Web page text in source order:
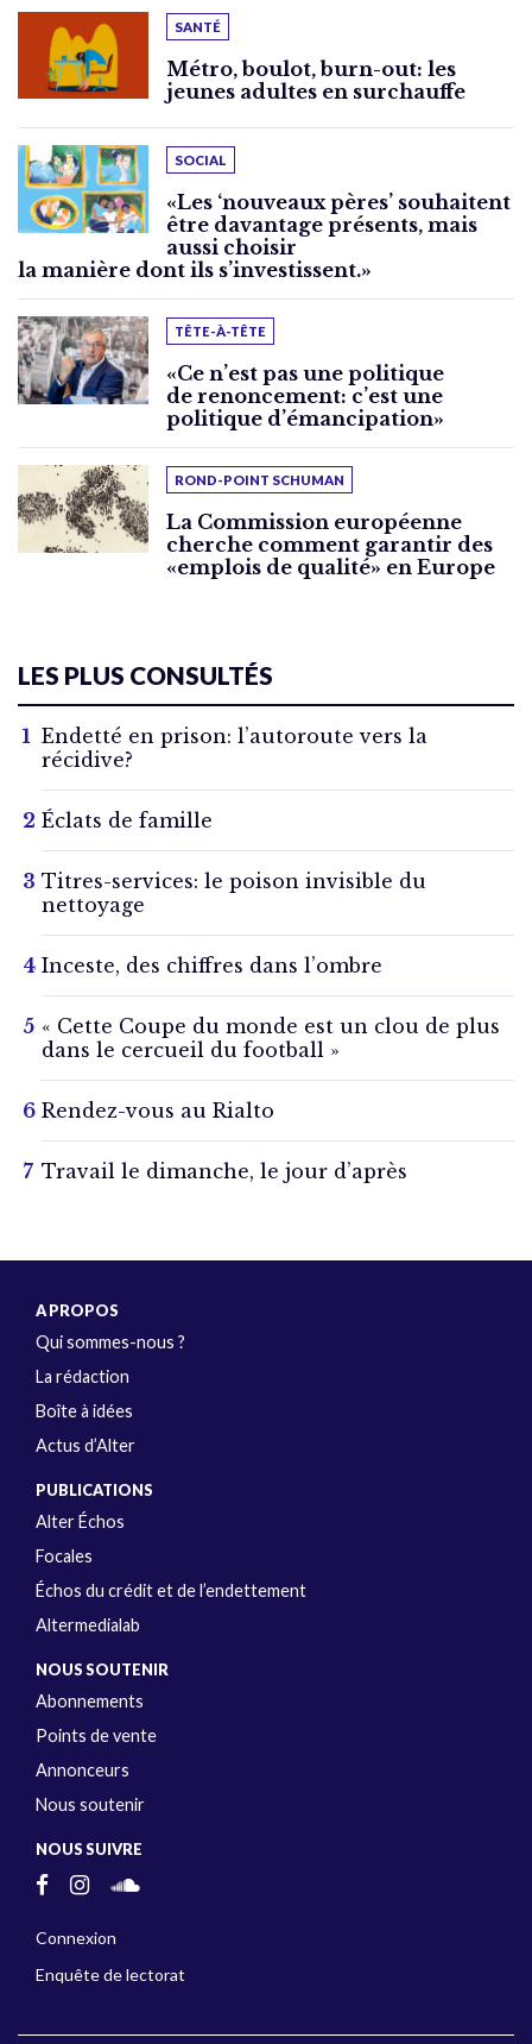
SANTÉ
Métro, boulot, burn-out: les
jeunes adultes en surchauffe
SOCIAL
«Les ‘nouveaux pères’ souhaitent
être davantage présents, mais
aussi choisir
la manière dont ils s’investissent.»
TÊTE-À-TÊTE
«Ce n’est pas une politique
de renoncement: c’est une
politique d’émancipation»
ROND-POINT SCHUMAN
La Commission européenne
cherche comment garantir des
«emplois de qualité» en Europe
LES PLUS CONSULTÉS
Endetté en prison: l’autoroute vers la
récidive?
Éclats de famille
Titres-services: le poison invisible du
nettoyage
Inceste, des chiffres dans l’ombre
« Cette Coupe du monde est un clou de plus
dans le cercueil du football »
Rendez-vous au Rialto
Travail le dimanche, le jour d’après
A PROPOS
Qui sommes-nous ?
La rédaction
Boîte à idées
Actus d’Alter
PUBLICATIONS
Alter Échos
Focales
Échos du crédit et de l’endettement
Altermedialab
NOUS SOUTENIR
Abonnements
Points de vente
Annonceurs
Nous soutenir
NOUS SUIVRE
Connexion
Enquête de lectorat